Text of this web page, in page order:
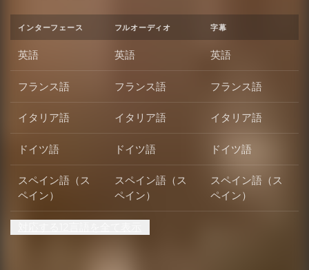
インターフェース フルオーディオ 字幕
英語 英語 英語
フランス語 フランス語 フランス語
イタリア語 イタリア語 イタリア語
ドイツ語 ドイツ語 ドイツ語
スペイン語（ス
ペイン）
スペイン語（ス
ペイン）
スペイン語（ス
ペイン）